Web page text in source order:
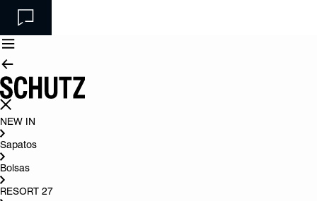
NEW IN
Sapatos
Bolsas
RESORT 27